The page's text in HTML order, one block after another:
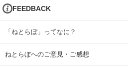
FEEDBACK
「ねとらぼ」ってなに？
ねとらぼへのご意見・ご感想